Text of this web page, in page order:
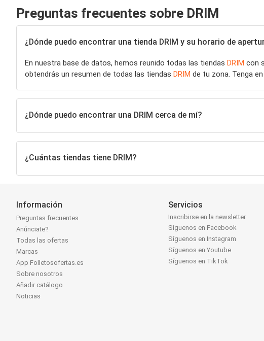
Preguntas frecuentes sobre DRIM
¿Dónde puedo encontrar una tienda DRIM y su horario de
En nuestra base de datos, hemos reunido todas las tiendas DRIM con
obtendrás un resumen de todas las tiendas DRIM de tu zona. Tenga
¿Dónde puedo encontrar una DRIM cerca de mí?
¿Cuántas tiendas tiene DRIM?
Información
Preguntas frecuentes
Anúnciate?
Todas las ofertas
Marcas
App Folletosofertas.es
Sobre nosotros
Añadir catálogo
Noticias
Servicios
Inscribirse en la newsletter
Síguenos en Facebook
Síguenos en Instagram
Síguenos en Youtube
Síguenos en TikTok